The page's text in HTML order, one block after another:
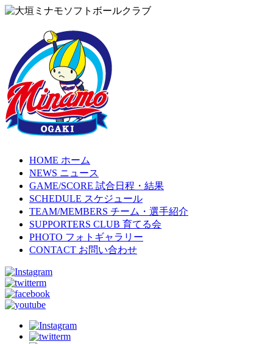
HOME ホーム
NEWS ニュース
GAME/SCORE 試合日程・結果
SCHEDULE スケジュール
TEAM/MEMBERS チーム・選手紹介
SUPPORTERS CLUB 育てる会
PHOTO フォトギャラリー
CONTACT お問い合わせ